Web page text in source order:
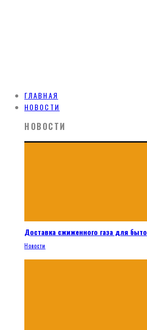
ГЛАВНАЯ
НОВОСТИ
НОВОСТИ
Доставка сжиженного газа для
Новости